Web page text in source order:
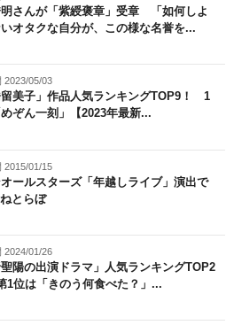
さんが「紫綬褒章」受章 「如何しよ
オタクな自分が、この様な名誉を...
2023/05/03
留美子」作品人気ランキングTOP9！ 1
ぞん一刻」【2023年最新...
2015/01/15
ールスターズ「年越しライブ」演出で
とらぼ
2024/01/26
聖陽の出演ドラマ」人気ランキングTOP2
位は「きのう何食べた？」...